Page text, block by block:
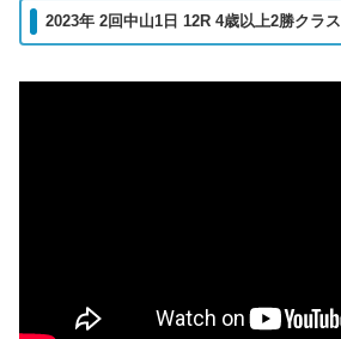
2023年 2回中山1日 12R 4歳以上2勝クラス